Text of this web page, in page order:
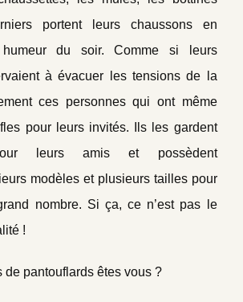
portent leurs chaussons en
du soir. Comme si leurs
à évacuer les tensions de la
ces personnes qui ont même
pour leurs invités. Ils les gardent
leurs amis et possèdent
modèles et plusieurs tailles pour
nombre. Si ça, ce n’est pas le
!
de pantouflards êtes vous ?